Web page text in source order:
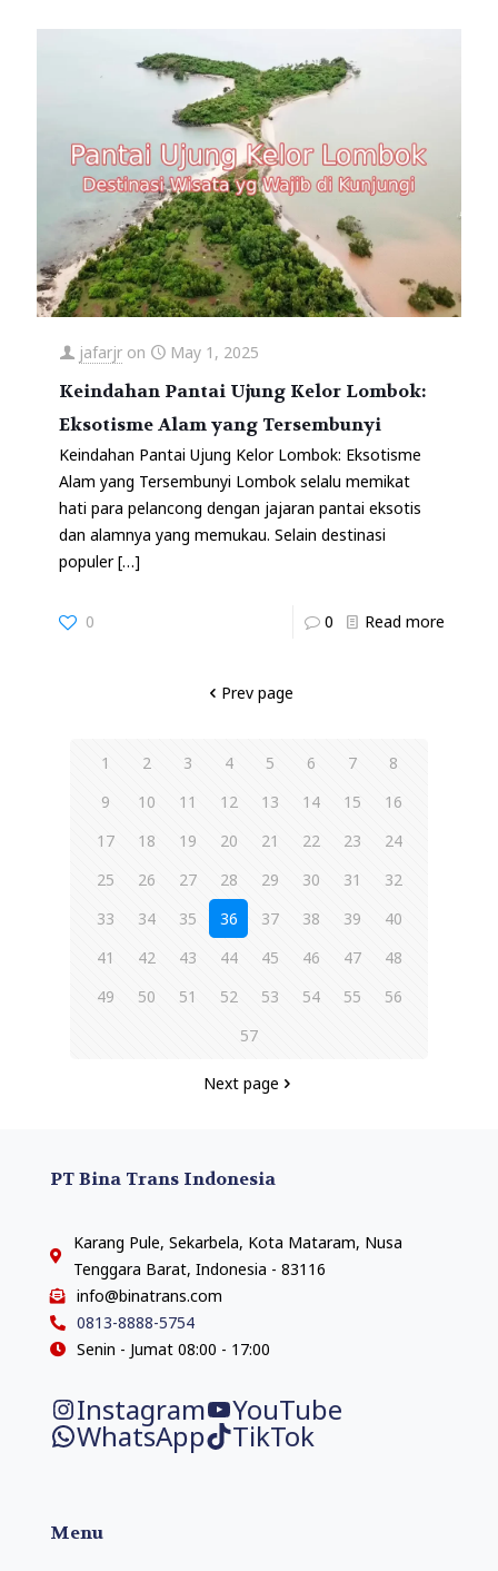
jafarjr on May 1, 2025
Keindahan Pantai Ujung Kelor Lombok:
Eksotisme Alam yang Tersembunyi
Keindahan Pantai Ujung Kelor Lombok: Eksotisme
Alam yang Tersembunyi Lombok selalu memikat
hati para pelancong dengan jajaran pantai eksotis
dan alamnya yang memukau. Selain destinasi
populer[…]
0 0 Read more
Prev page
1 2 3 4 5 6 7
8
9
10 11 12 13 14 15
16
17
18 19 20 21 22 23
24
25
26 27 28 29 30 31
32
33
34 35 36 37 38 39
40
41
42 43 44 45 46 47
48
49
50 51 52 53 54 55
56
57
Next page
PT Bina Trans Indonesia
Karang Pule, Sekarbela, Kota Mataram, Nusa
Tenggara Barat, Indonesia - 83116
info@binatrans.com
0813-8888-5754
Senin - Jumat 08:00 - 17:00
Instagram YouTube
WhatsApp TikTok
Menu